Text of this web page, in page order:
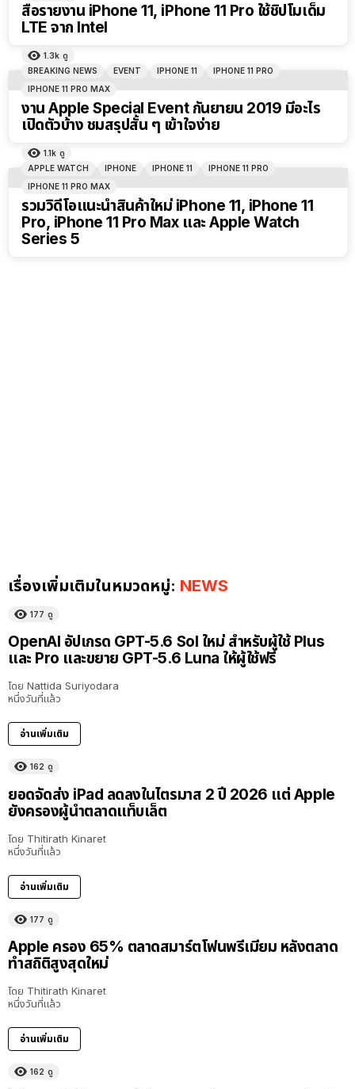
สื่อรายงาน iPhone 11, iPhone 11 Pro ใช้ชิปโมเด็ม
LTE จาก Intel
1.3k ดู
BREAKING NEWS
EVENT IPHONE 11
IPHONE 11 PRO
IPHONE 11 PRO MAX
งาน Apple Special Event กันยายน 2019 มีอะไร
เปิดตัวบ้าง ชมสรุปสั้น ๆ เข้าใจง่าย
1.1k ดู
APPLE WATCH
IPHONE IPHONE 11
IPHONE 11 PRO
IPHONE 11 PRO MAX
รวมวิดีโอแนะนำสินค้าใหม่ iPhone 11, iPhone 11
Pro, iPhone 11 Pro Max และ Apple Watch
Series 5
เรื่องเพิ่มเติมในหมวดหมู่: NEWS
177 ดู
OpenAI อัปเกรด GPT-5.6 Sol ใหม่ สำหรับผู้ใช้ Plus
และ Pro และขยาย GPT-5.6 Luna ให้ผู้ใช้ฟรี
โดย Nattida Suriyodara
หนึ่งวันที่แล้ว
อ่านเพิ่มเติม
162 ดู
ยอดจัดส่ง iPad ลดลงในไตรมาส 2 ปี 2026 แต่ Apple
ยังครองผู้นำตลาดแท็บเล็ต
โดย Thitirath Kinaret
หนึ่งวันที่แล้ว
อ่านเพิ่มเติม
177 ดู
Apple ครอง 65% ตลาดสมาร์ตโฟนพรีเมียม หลังตลาด
ทำสถิติสูงสุดใหม่
โดย Thitirath Kinaret
หนึ่งวันที่แล้ว
อ่านเพิ่มเติม
162 ดู